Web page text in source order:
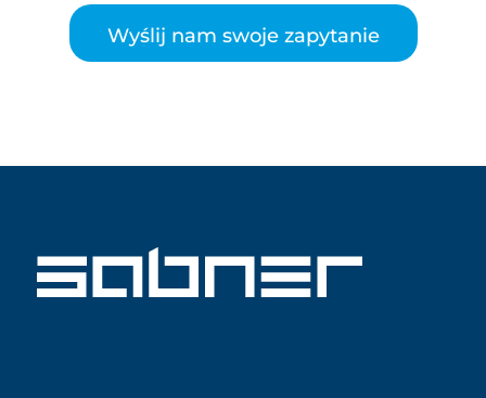
Wyślij nam swoje zapytanie